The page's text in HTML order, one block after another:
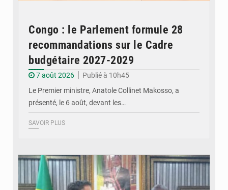
Congo : le Parlement formule 28
recommandations sur le Cadre
budgétaire 2027-2029
7 août 2026
Publié à 10h45
Le Premier ministre, Anatole Collinet Makosso, a
présenté, le 6 août, devant les…
SAVOIR PLUS